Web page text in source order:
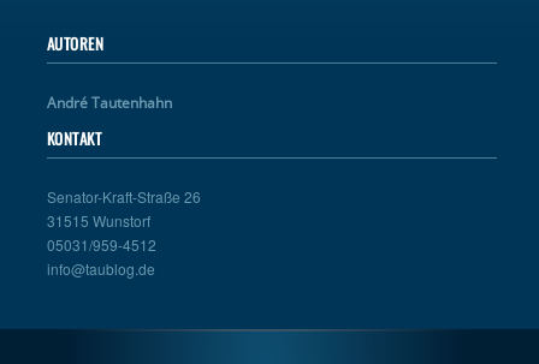
AUTOREN
André Tautenhahn
KONTAKT
Senator-Kraft-Straße 26
31515 Wunstorf
05031/959-4512
info@taublog.de